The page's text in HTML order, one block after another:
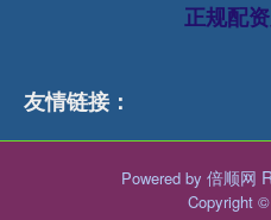
正规配
友情链接：
Powered by 倍顺网
Copyright ©